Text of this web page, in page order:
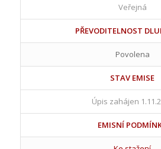
Veřejná
PŘEVODITELNOST
Povolena
STAV EMISE
Úpis zahájen
EMISNÍ